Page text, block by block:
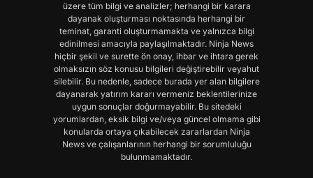
üzere tüm bilgi ve analizler; herhangi bir karara
dayanak oluşturması noktasında herhangi bir
teminat, garanti oluşturmamakta ve yalnızca bilgi
edinilmesi amacıyla paylaşılmaktadır. Ninja News
hiçbir şekil ve surette ön onay, ihbar ve ihtara gerek
olmaksızın söz konusu bilgileri değiştirebilir veyahut
silebilir. Bu nedenle, sadece burada yer alan bilgilere
dayanarak yatırım kararı vermeniz beklentilerinize
uygun sonuçlar doğurmayabilir. Bu sitedeki
yorumlardan, eksik bilgi ve/veya güncel olmama gibi
konularda ortaya çıkabilecek zararlardan Ninja
News ve çalışanlarının herhangi bir sorumluluğu
bulunmamaktadır.